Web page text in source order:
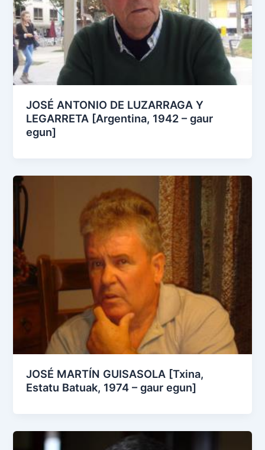
JOSÉ ANTONIO DE LUZARRAGA Y
LEGARRETA [Argentina, 1942 – gaur
egun]
JOSÉ MARTÍN GUISASOLA [Txina,
Estatu Batuak, 1974 – gaur egun]